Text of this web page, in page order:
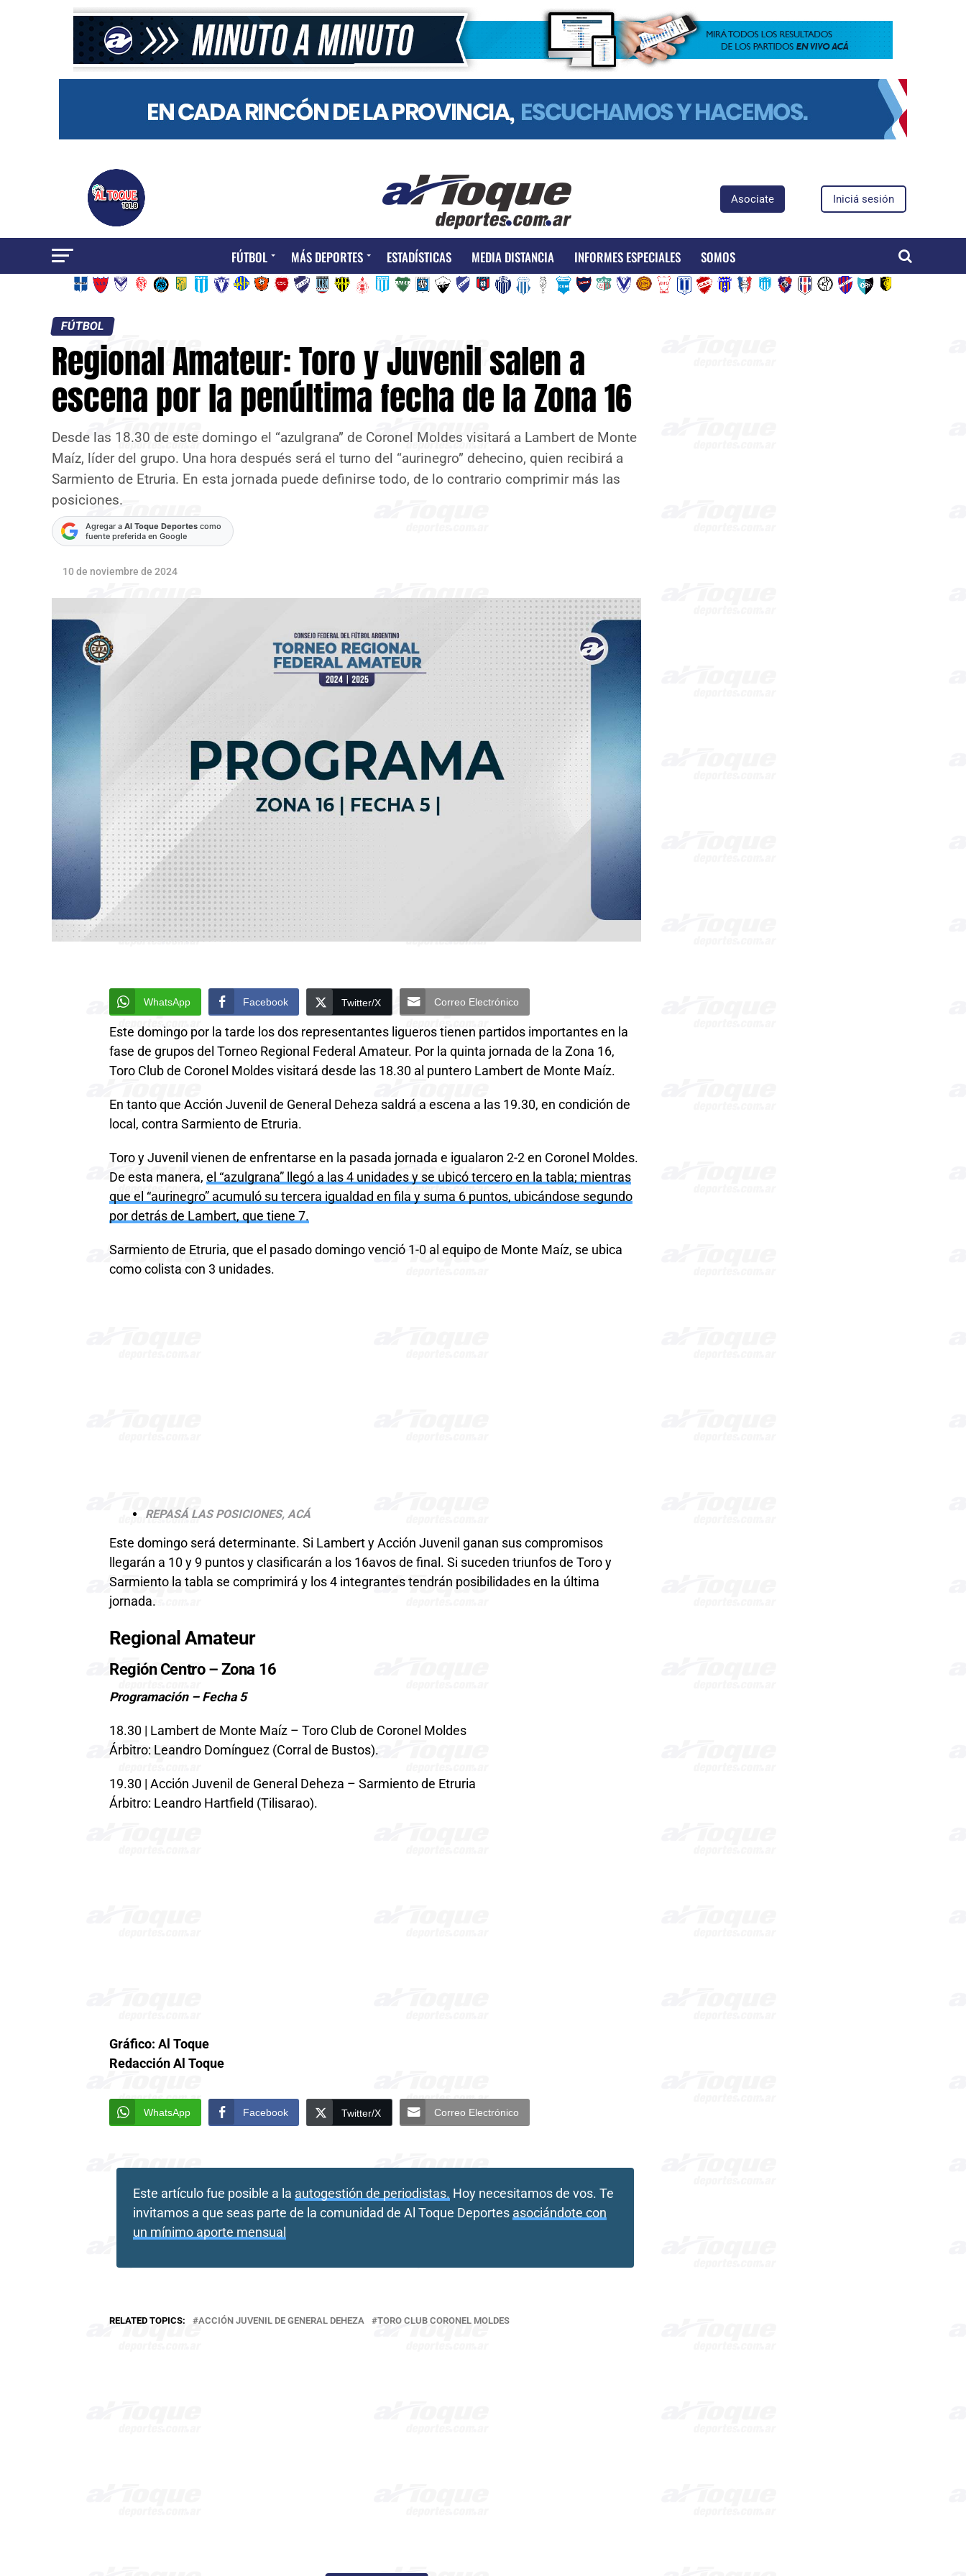
Asociate Iniciá sesión
FÚTBOL MÁS DEPORTES ESTADÍSTICAS MEDIA DISTANCIA INFORMES ESPECIALES SOMOS
FÚTBOL
Regional Amateur: Toro y Juvenil salen a
escena por la penúltima fecha de la Zona 16
Desde las 18.30 de este domingo el “azulgrana” de Coronel Moldes visitará a Lambert de Monte
Maíz, líder del grupo. Una hora después será el turno del “aurinegro” dehecino, quien recibirá a
Sarmiento de Etruria. En esta jornada puede definirse todo, de lo contrario comprimir más las
posiciones.
Agregar a Al Toque Deportes como
fuente preferida en Google
10 de noviembre de 2024
WhatsApp Facebook Twitter/X Correo Electrónico
Este domingo por la tarde los dos representantes ligueros tienen partidos importantes en la
fase de grupos del Torneo Regional Federal Amateur. Por la quinta jornada de la Zona 16,
Toro Club de Coronel Moldes visitará desde las 18.30 al puntero Lambert de Monte Maíz.
En tanto que Acción Juvenil de General Deheza saldrá a escena a las 19.30, en condición de
local, contra Sarmiento de Etruria.
Toro y Juvenil vienen de enfrentarse en la pasada jornada e igualaron 2-2 en Coronel Moldes.
De esta manera, el “azulgrana” llegó a las 4 unidades y se ubicó tercero en la tabla; mientras
que el “aurinegro” acumuló su tercera igualdad en fila y suma 6 puntos, ubicándose segundo
por detrás de Lambert, que tiene 7.
Sarmiento de Etruria, que el pasado domingo venció 1-0 al equipo de Monte Maíz, se ubica
como colista con 3 unidades.
REPASÁ LAS POSICIONES, ACÁ
Este domingo será determinante. Si Lambert y Acción Juvenil ganan sus compromisos
llegarán a 10 y 9 puntos y clasificarán a los 16avos de final. Si suceden triunfos de Toro y
Sarmiento la tabla se comprimirá y los 4 integrantes tendrán posibilidades en la última
jornada.
Regional Amateur
Región Centro – Zona 16
Programación – Fecha 5
18.30 | Lambert de Monte Maíz – Toro Club de Coronel Moldes
Árbitro: Leandro Domínguez (Corral de Bustos).
19.30 | Acción Juvenil de General Deheza – Sarmiento de Etruria
Árbitro: Leandro Hartfield (Tilisarao).
Gráfico: Al Toque
Redacción Al Toque
WhatsApp Facebook Twitter/X Correo Electrónico
Este artículo fue posible a la autogestión de periodistas. Hoy necesitamos de vos. Te
invitamos a que seas parte de la comunidad de Al Toque Deportes asociándote con
un mínimo aporte mensual
RELATED TOPICS: ACCIÓN JUVENIL DE GENERAL DEHEZA TORO CLUB CORONEL MOLDES